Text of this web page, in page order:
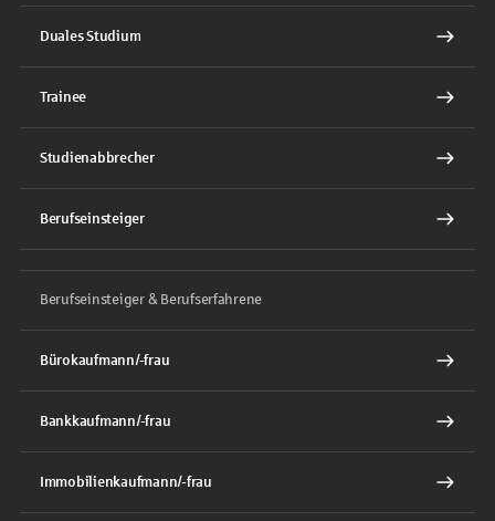
Duales Studium
Trainee
Studienabbrecher
Berufseinsteiger
Berufseinsteiger & Berufserfahrene
Bürokaufmann/-frau
Bankkaufmann/-frau
Immobilienkaufmann/-frau